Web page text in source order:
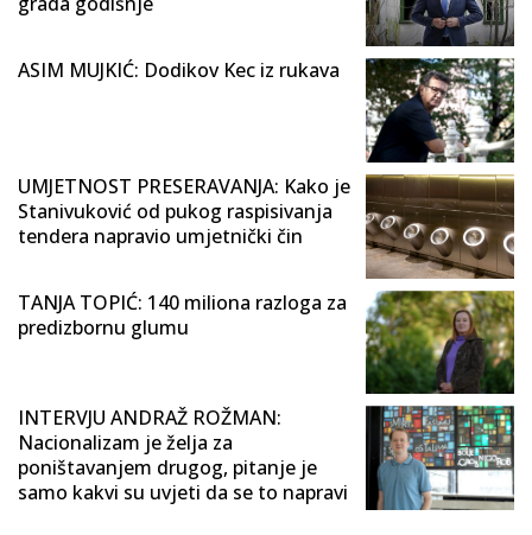
ASIM MUJKIĆ: Dodikov Kec iz rukava
UMJETNOST PRESERAVANJA: Kako je
Stanivuković od pukog raspisivanja
tendera napravio umjetnički čin
TANJA TOPIĆ: 140 miliona razloga za
predizbornu glumu
INTERVJU ANDRAŽ ROŽMAN:
Nacionalizam je želja za
poništavanjem drugog, pitanje je
samo kakvi su uvjeti da se to napravi